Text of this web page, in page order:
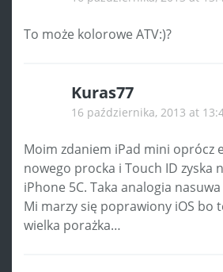
To może kolorowe ATV:)?
Kuras77
16 października, 2013 at
Moim zdaniem iPad mini oprócz
nowego procka i Touch ID zyska
iPhone 5C. Taka analogia
Mi marzy się poprawiony iOS bo
wielka porażka…